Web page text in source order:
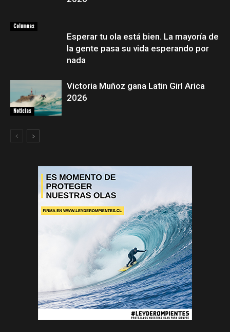
Columnas
Esperar tu ola está bien. La mayoría de
la gente pasa su vida esperando por
nada
Noticias
Victoria Muñoz gana Latin Girl Arica
2026